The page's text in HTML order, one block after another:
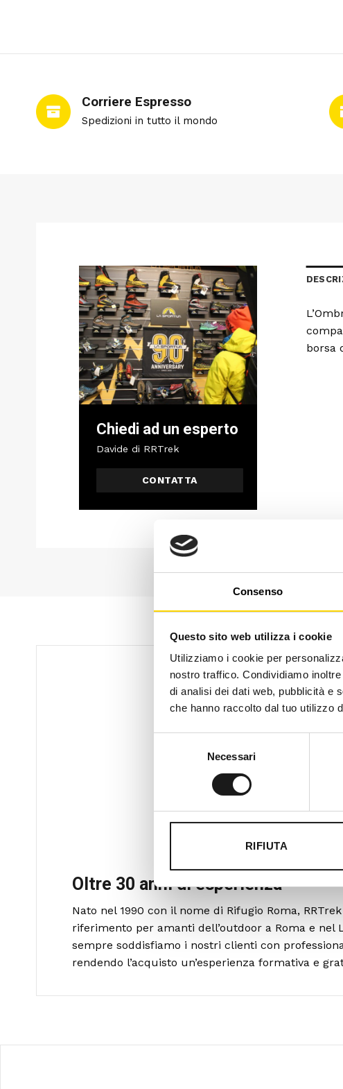
Consenso
Questo sito web utilizza i cookie
Utilizziamo i cookie per
nostro traffico. Condividiamo
di analisi dei dati web, pubblicità e
che hanno raccolto dal tuo utilizzo
Necessari
RIFIUTA
Corriere Espresso
Spedizioni in tutto il mondo
Chiedi ad un esperto
Davide di RRTrek
CONTATTA
borsa
Oltre 30 anni di esperienza
Nato nel 1990 con il nome di Rifugio Roma,
riferimento per amanti dell’outdoor a Roma e nel
sempre soddisfiamo i nostri clienti con
rendendo l’acquisto un’esperienza formativa e